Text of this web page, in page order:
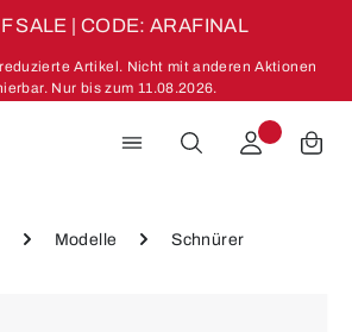
SALE | CODE: ARAFINAL
Artikel. Nicht mit anderen Aktionen
Nur bis zum 11.08.2026.
Modelle Schnürer